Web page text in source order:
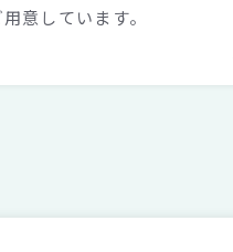
意しています。